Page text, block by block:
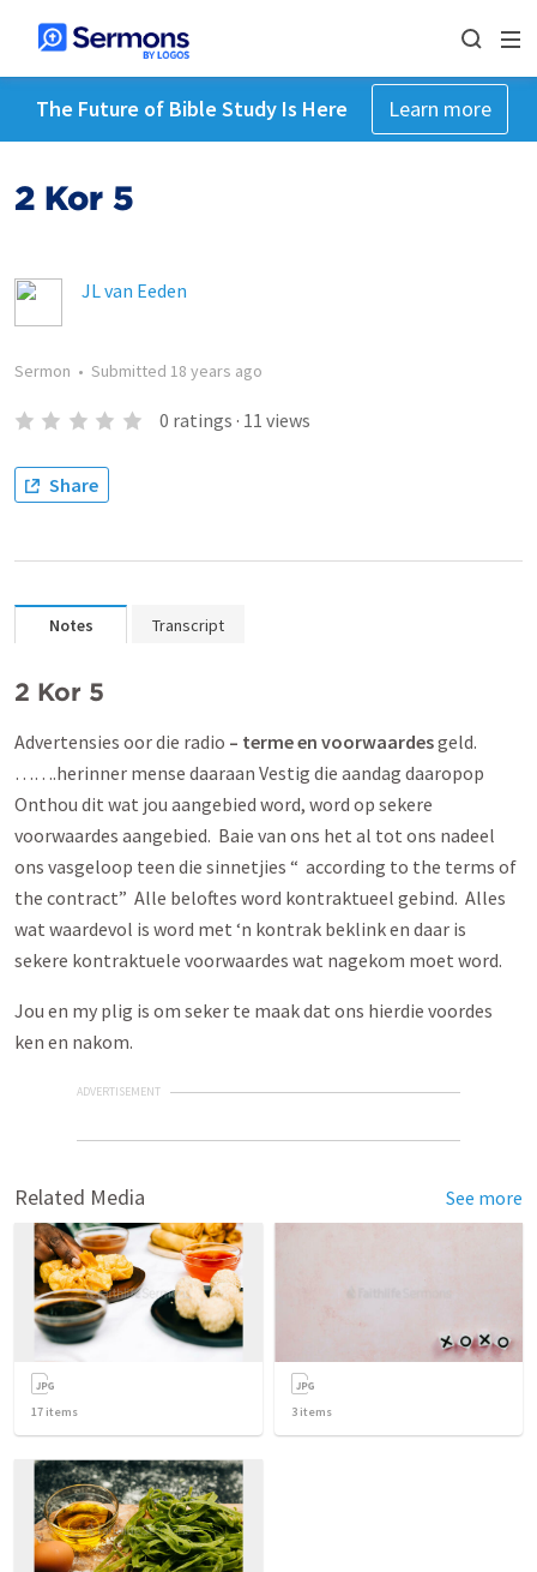
The Future of Bible Study Is Here Learn more
2 Kor 5
JL van Eeden
Sermon • Submitted 18 years ago
0 ratings · 11 views
Share
Notes Transcript
2 Kor 5
Advertensies oor die radio – terme en voorwaardesgeld.
…….herinner mense daaraan Vestig die aandag daaropop
Onthou dit wat jou aangebied word, word op sekere
voorwaardes aangebied. Baie van ons het al tot ons nadeel
ons vasgeloop teen die sinnetjies “ according to the terms of
the contract” Alle beloftes word kontraktueel gebind. Alles
wat waardevol is word met ‘n kontrak beklink en daar is
sekere kontraktuele voorwaardes wat nagekom moet word.
Jou en my plig is om seker te maak dat ons hierdie voordes
ken en nakom.
ADVERTISEMENT
Related Media See more
17 items 3 items